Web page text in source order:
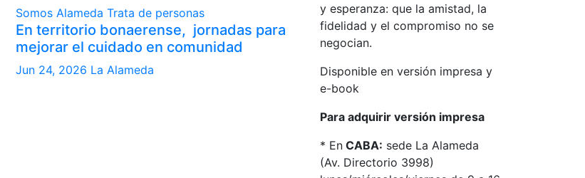
Somos Alameda Trata de personas
En territorio bonaerense, jornadas para
mejorar el cuidado en comunidad
Jun 24, 2026 La Alameda
y esperanza: que la amistad, la
fidelidad y el compromiso no se
negocian.
Disponible en versión impresa y
e-book
Para adquirir versión impresa
* En CABA: sede La Alameda
(Av. Directorio 3998)